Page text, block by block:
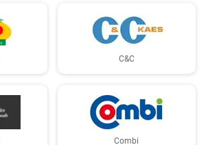
C&C
Combi